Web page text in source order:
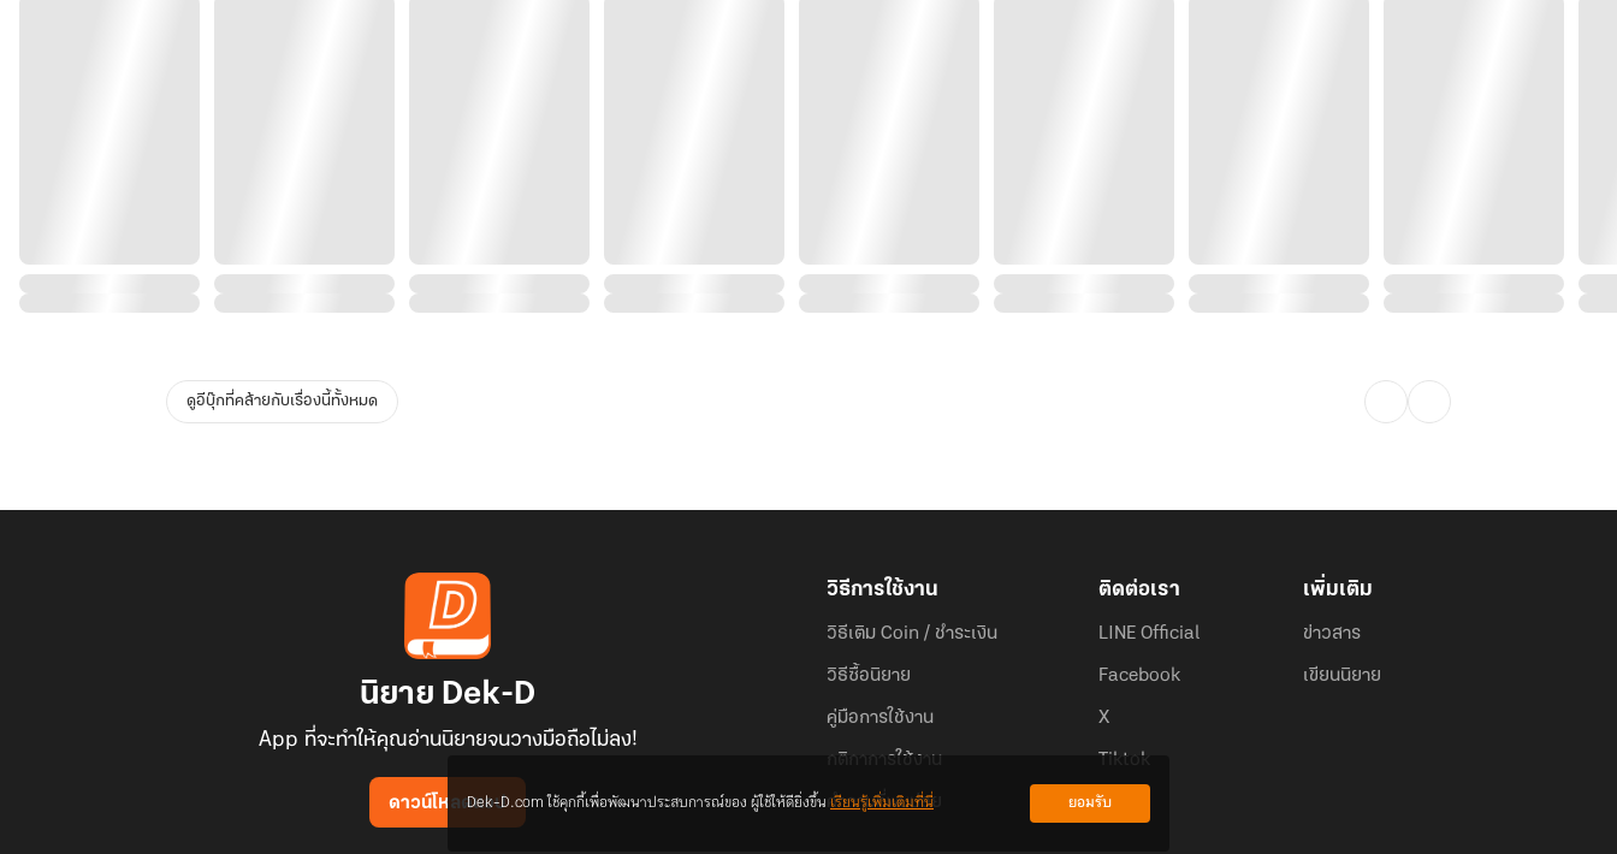
ดูอีบุ๊กที่คล้ายกับเรื่องนี้ทั้งหมด
นิยาย Dek-D
App ที่จะทำให้คุณอ่านนิยายจนวางมือถือไม่ลง!
ดาวน์โหลดแอป
วิธีการใช้งาน
วิธีเติม Coin / ชำระเงิน
วิธีซื้อนิยาย
คู่มือการใช้งาน
กติกาการใช้งาน
คำถามที่พบบ่อย
ติดต่อเรา
LINE Official
Facebook
X
Tiktok
เพิ่มเติม
ข่าวสาร
เขียนนิยาย
Dek-D.com ใช้คุกกี้เพื่อพัฒนาประสบการณ์ของ ผู้ใช้ให้ดียิ่งขึ้นเรียนรู้เพิ่มเติมที่นี่ ยอมรับ